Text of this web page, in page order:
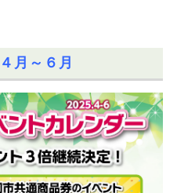
月～６月